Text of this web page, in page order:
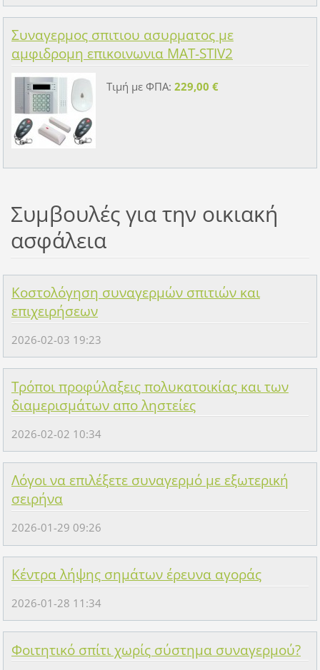
Συναγερμος σπιτιου ασυρματος με
αμφιδρομη επικοινωνια MAT-STIV2
Τιμή με ΦΠΑ: 229,00 €
Συμβουλές για την οικιακή
ασφάλεια
Κοστολόγηση συναγερμών σπιτιών και
επιχειρήσεων
2026-02-03 19:23
Τρόποι προφύλαξεις πολυκατοικίας και των
διαμερισμάτων απο ληστείες
2026-02-02 10:34
Λόγοι να επιλέξετε συναγερμό με εξωτερική
σειρήνα
2026-01-29 09:26
Κέντρα λήψης σημάτων έρευνα αγοράς
2026-01-28 11:34
Φοιτητικό σπίτι χωρίς σύστημα συναγερμού?